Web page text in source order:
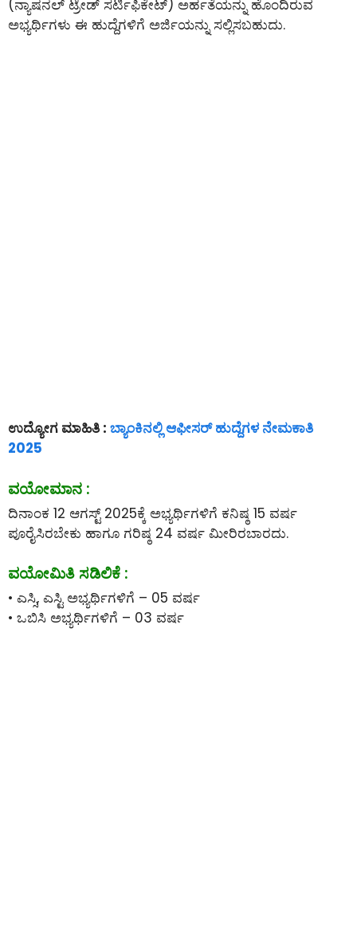
(ನ್ಯಾಷನಲ್ ಟ್ರೇಡ್ ಸರ್ಟಿಫಿಕೇಟ್) ಅರ್ಹತೆಯನ್ನು ಹೊಂದಿರುವ
ಅಭ್ಯರ್ಥಿಗಳು ಈ ಹುದ್ದೆಗಳಿಗೆ ಅರ್ಜಿಯನ್ನು ಸಲ್ಲಿಸಬಹುದು.
ಉದ್ಯೋಗ ಮಾಹಿತಿ : ಬ್ಯಾಂಕಿನಲ್ಲಿ ಆಫೀಸರ್ ಹುದ್ದೆಗಳ ನೇಮಕಾತಿ
2025
ವಯೋಮಾನ :
ದಿನಾಂಕ 12 ಆಗಸ್ಟ್ 2025ಕ್ಕೆ ಅಭ್ಯರ್ಥಿಗಳಿಗೆ ಕನಿಷ್ಠ 15 ವರ್ಷ
ಪೂರೈಸಿರಬೇಕು ಹಾಗೂ ಗರಿಷ್ಠ 24 ವರ್ಷ ಮೀರಿರಬಾರದು.
ವಯೋಮಿತಿ ಸಡಿಲಿಕೆ :
• ಎಸ್ಸಿ, ಎಸ್ಟಿ ಅಭ್ಯರ್ಥಿಗಳಿಗೆ – 05 ವರ್ಷ
• ಒಬಿಸಿ ಅಭ್ಯರ್ಥಿಗಳಿಗೆ – 03 ವರ್ಷ